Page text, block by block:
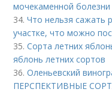
мочекаменной болезни
34.Что нельзя сажать
участке, что можно
35.Сорта летних
яблонь летних сортов
36.Оленьевский
ПЕРСПЕКТИВНЫЕ